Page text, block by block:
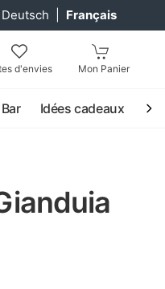
Deutsch Français
d'envies Mon Panier
Idées cadeaux